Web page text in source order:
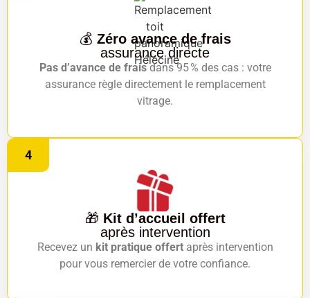
💰 Zéro avance de frais
assurance directe
Pas d’avance de fraisdans 95 % des cas : votre
assurance règle directement le remplacement
vitrage.
4
🎁 Kit d’accueil offert
après intervention
Recevez un kit pratique offertaprès intervention
pour vous remercier de votre confiance.